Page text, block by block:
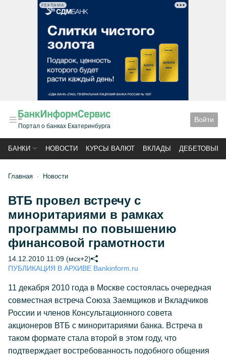
РЕКЛАМА
Портал о банках Екатеринбурга
Войти
БАНКИ НОВОСТИ КУРСЫ ВАЛЮТ ВКЛАДЫ ДЕБЕТОВЫЕ
Главная Новости
ВТБ провел встречу с
миноритариями в рамках
программы по повышению
финансовой грамотности
14.12.2010 11:09 (мск+2)
ПУБЛИКАЦИЯ В АРХИВЕ Bankinform.ru
11 декабря 2010 года в Москве состоялась очередная
совместная встреча Союза Заемщиков и Вкладчиков
России и членов Консультационного совета
акционеров ВТБ с миноритариями банка. Встреча в
таком формате стала второй в этом году, что
подтверждает востребованность подобного общения